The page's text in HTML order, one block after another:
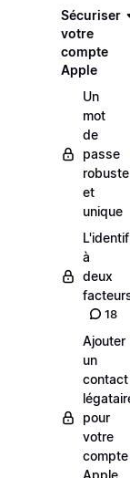
Sécuriser
votre
compte
Apple
Un
mot
de
passe
robuste
et
unique
à
deux
18
Ajouter
un
contact
pour
votre
compte
Apple